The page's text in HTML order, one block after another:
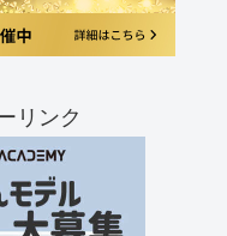
リンク